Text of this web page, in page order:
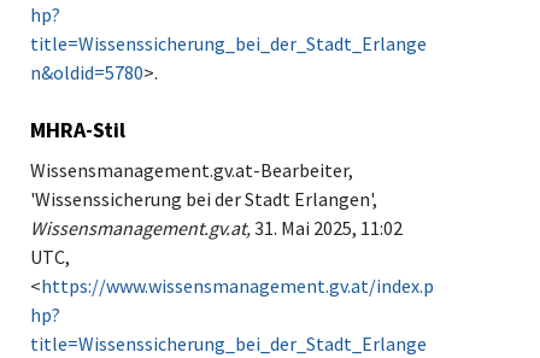
hp?
title=Wissenssicherung_bei_der_Stadt_Erlange
n&oldid=5780>.
MHRA-Stil
Wissensmanagement.gv.at-Bearbeiter,
'Wissenssicherung bei der Stadt Erlangen',
Wissensmanagement.gv.at,31. Mai 2025, 11:02
UTC,
<https://www.wissensmanagement.gv.at/index.p
hp?
title=Wissenssicherung_bei_der_Stadt_Erlange